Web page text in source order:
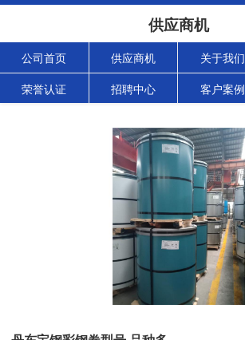
供应商机
公司首页 供应商机 关于我们
荣誉认证 招聘中心 客户案例